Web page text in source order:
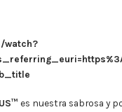
watch?
™ es nuestra sabrosa y